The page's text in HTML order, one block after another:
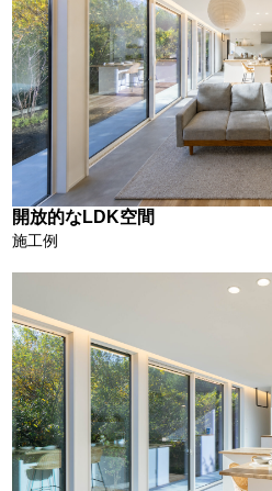
開放的なLDK空間
施工例